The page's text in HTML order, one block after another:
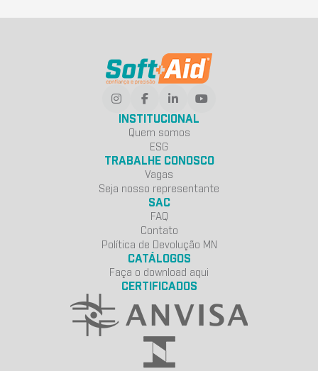
INSTITUCIONAL
Quem somos
ESG
TRABALHE CONOSCO
Vagas
Seja nosso representante
SAC
FAQ
Contato
Política de Devolução MN
CATÁLOGOS
Faça o download aqui
CERTIFICADOS